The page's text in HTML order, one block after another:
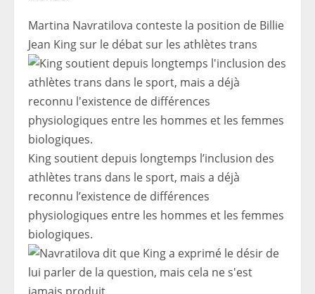
Martina Navratilova conteste la position de Billie
Jean King sur le débat sur les athlètes trans
King soutient depuis longtemps l’inclusion des
athlètes trans dans le sport, mais a déjà
reconnu l’existence de différences
physiologiques entre les hommes et les femmes
biologiques.